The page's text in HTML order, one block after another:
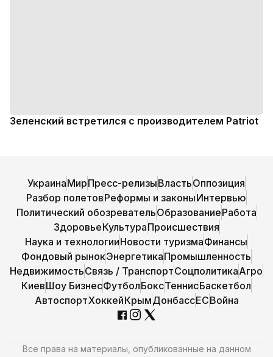
Зеленский встретился с производителем Patriot
УкраинаМирПресс-релизыВластьОппозиция
Разбор полетовРеформы и законыИнтервью
Политический обозревательОбразованиеРабота
ЗдоровьеКультураПроисшествия
Наука и технологииНовости туризмаФинансы
Фондовый рынокЭнергетикаПромышленность
НедвижимостьСвязь / ТранспортСоцполитикаАгро
КиевШоу БизнесФутболБоксТеннисБаскетбол
АвтоспортХоккейКрымДонбассЕСВойна
Все права на материалы, опубликованные на данном